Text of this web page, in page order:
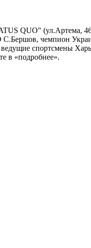
QUO" (ул.Артема,
чемпион
спортсмены
в «подробнее».